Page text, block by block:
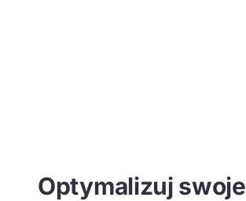
Optymalizuj swoje